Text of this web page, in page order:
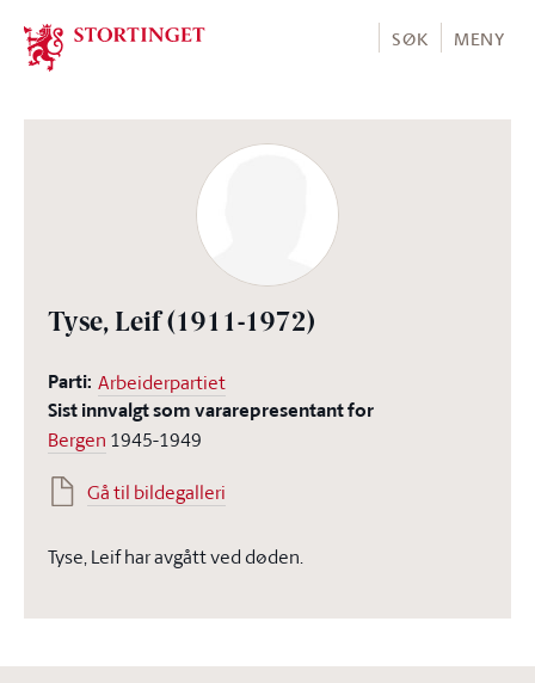
Stortinget.no
SØK MENY
Tyse, Leif (1911-1972)
Parti: Arbeiderpartiet
Sist innvalgt som vararepresentant for
Bergen 1945-1949
Gå til bildegalleri
Tyse, Leif har avgått ved døden.